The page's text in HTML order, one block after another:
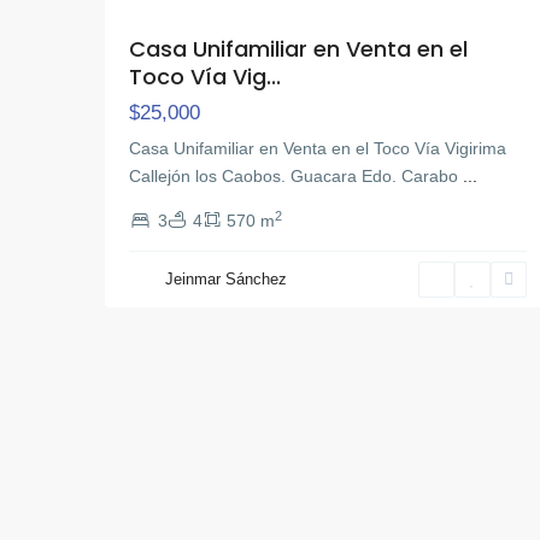
Casa Unifamiliar en Venta en el
Toco Vía Vig...
$25,000
Casa Unifamiliar en Venta en el Toco Vía Vigirima
Callejón los Caobos. Guacara Edo. Carabo
3 4 570 m2
Jeinmar Sánchez